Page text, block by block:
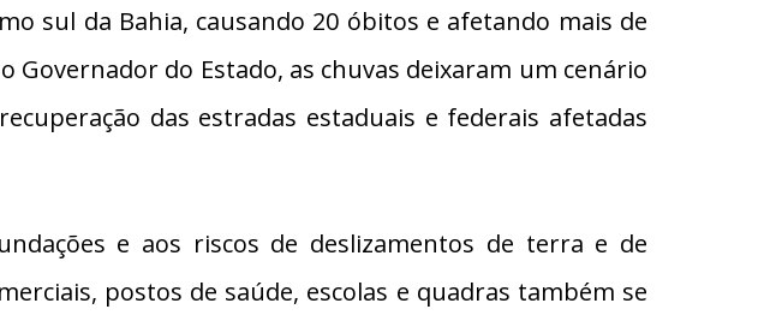
sul da Bahia, causando 20 óbitos e afetando mais de
Governador do Estado, as chuvas deixaram um cenário
das estradas estaduais e federais afetadas
e aos riscos de deslizamentos de terra e de
postos de saúde, escolas e quadras também se